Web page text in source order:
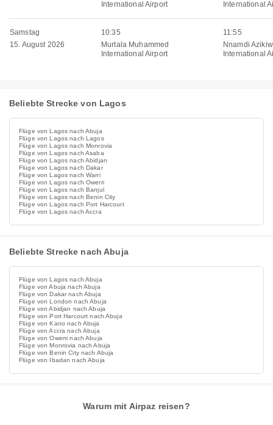
International Airport
International
Samstag
15. August 2026
10:35
Murtala Muhammed
International Airport
11:55
Nnamdi
International
Beliebte Strecke von Lagos
Flüge von Lagos nach Abuja
Flüge von Lagos nach Lagos
Flüge von Lagos nach Monrovia
Flüge von Lagos nach Asaba
Flüge von Lagos nach Abidjan
Flüge von Lagos nach Dakar
Flüge von Lagos nach Warri
Flüge von Lagos nach Owerri
Flüge von Lagos nach Banjul
Flüge von Lagos nach Benin City
Flüge von Lagos nach Port Harcourt
Flüge von Lagos nach Accra
Beliebte Strecke nach Abuja
Flüge von Lagos nach Abuja
Flüge von Abuja nach Abuja
Flüge von Dakar nach Abuja
Flüge von London nach Abuja
Flüge von Abidjan nach Abuja
Flüge von Port Harcourt nach Abuja
Flüge von Kano nach Abuja
Flüge von Accra nach Abuja
Flüge von Owerri nach Abuja
Flüge von Monrovia nach Abuja
Flüge von Benin City nach Abuja
Flüge von Ibadan nach Abuja
Warum mit Airpaz reisen?